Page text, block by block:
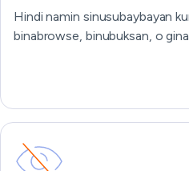
Hindi namin sinusubaybayan
binabrowse, binubuksan, o